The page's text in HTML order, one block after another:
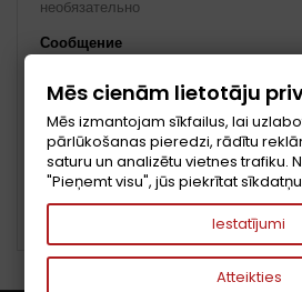
необязательно
Сообщение
Mēs cienām lietotāju
Mēs izmantojam sīkfailus, lai
pārlūkošanas pieredzi, rādītu
saturu un analizētu vietnes trafiku.
"Pieņemt visu", jūs piekrītat
Iestatījumi
Atteikties